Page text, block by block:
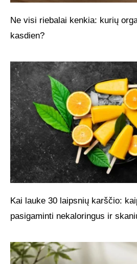
Ne visi riebalai kenkia: kurių
kasdien?
Kai lauke 30 laipsnių karščio:
pasigaminti nekaloringus ir